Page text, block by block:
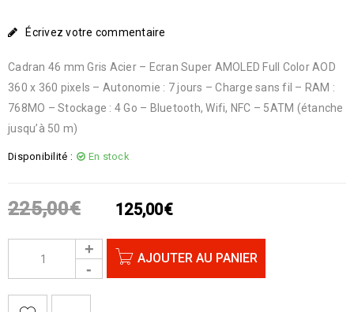
Écrivez votre commentaire
Cadran 46 mm Gris Acier – Ecran Super AMOLED Full Color AOD
360 x 360 pixels – Autonomie : 7 jours – Charge sans fil – RAM :
768MO – Stockage : 4 Go – Bluetooth, Wifi, NFC – 5ATM (étanche
jusqu’à 50 m)
Disponibilité : En stock
225,00€ 125,00€
AJOUTER AU PANIER